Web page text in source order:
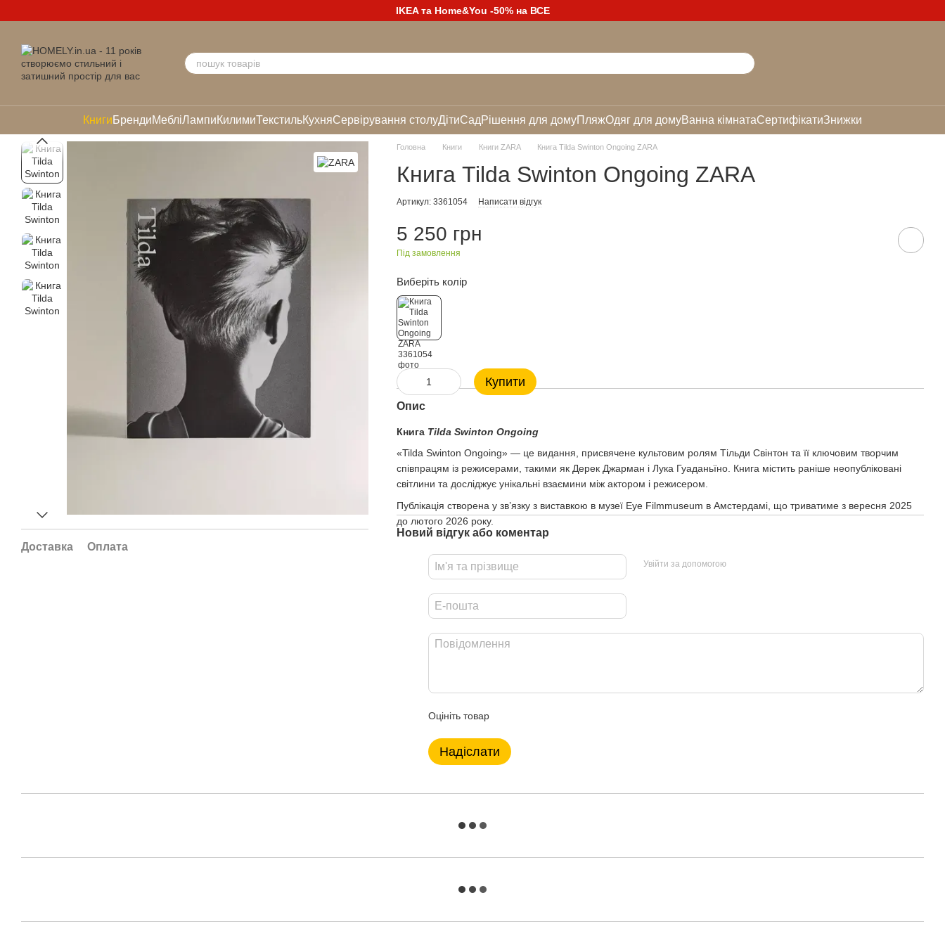
IKEA та Home&You -50% на ВСЕ
КнигиБрендиМебліЛампиКилимиТекстильКухняСервірування столуДітиСадРішення для домуПляжОдяг для домуВанна кімнатаСертифікатиЗнижки
Доставка Оплата
Головна Книги Книги ZARA Книга Tilda Swinton Ongoing ZARA
Книга Tilda Swinton Ongoing ZARA
Артикул: 3361054 Написати відгук
5 250 грн
Під замовлення
Виберіть колір
Купити
Опис
Книга Tilda Swinton Ongoing
«Tilda Swinton Ongoing» — це видання, присвячене культовим ролям Тільди Свінтон та її ключовим творчим
співпрацям із режисерами, такими як Дерек Джарман і Лука Гуаданьїно. Книга містить раніше неопубліковані
світлини та досліджує унікальні взаємини між актором і режисером.
Публікація створена у зв’язку з виставкою в музеї Eye Filmmuseum в Амстердамі, що триватиме з вересня 2025
до лютого 2026 року.
Новий відгук або коментар
Увійти за допомогою
Оцініть товар
Надіслати